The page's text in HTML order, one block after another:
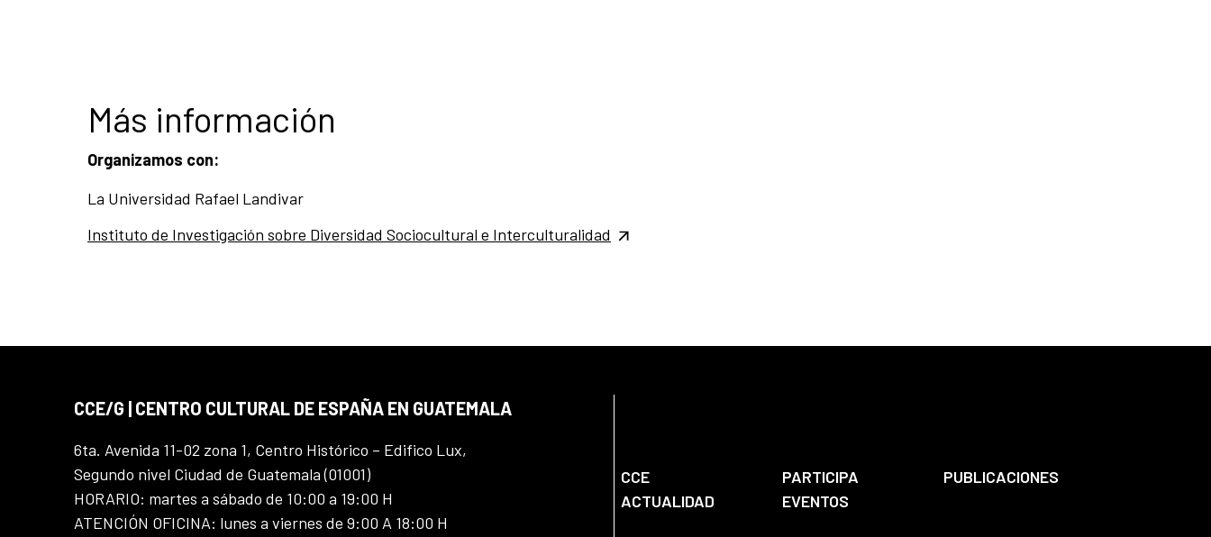
Más información
Organizamos con:
La Universidad Rafael Landivar
Instituto de Investigación sobre Diversidad Sociocultural e Interculturalidad
CCE/G | CENTRO CULTURAL DE ESPAÑA EN GUATEMALA
6ta. Avenida 11-02 zona 1, Centro Histórico – Edifico Lux,
Segundo nivel Ciudad de Guatemala (01001)
HORARIO: martes a sábado de 10:00 a 19:00 H
ATENCIÓN OFICINA: lunes a viernes de 9:00 A 18:00 H
CCE PARTICIPA
PUBLICACIONES
ACTUALIDAD
EVENTOS